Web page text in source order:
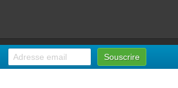
Souscrire